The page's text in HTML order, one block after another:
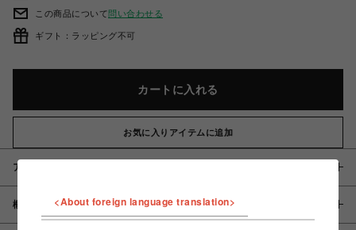
この商品について問い合わせる
ギフト：ラッピング不可
カートに入れる
お気に入りアイテムに追加
アイテム説明 / 素材
概要 <About foreign language translation>